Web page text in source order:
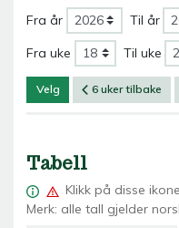
Fra år
Til år
Fra uke Til uke
Velg 6 uker tilbake
Tabell
Klikk på disse
Merk: alle tall gjelder